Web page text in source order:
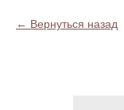
Вернуться назад